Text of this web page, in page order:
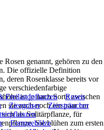
genannt, gehören zu den
Die offizielle Definition
deren Rosenklasse bereits vor
verschiedenfarbige
ist je nach Sorte zwischen
sie auch noch ein paar cm
als Solitärpflanze, für
Sie blühen zum ersten
Freilandpflanzen
Rosen
Ziergräser
Ziersträucher
Formgehölze